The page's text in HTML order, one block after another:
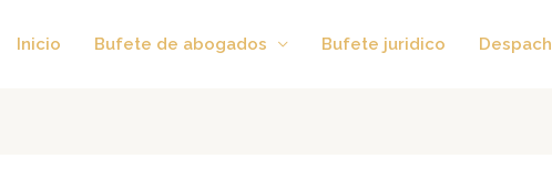
Inicio Bufete de abogados Bufete juridico